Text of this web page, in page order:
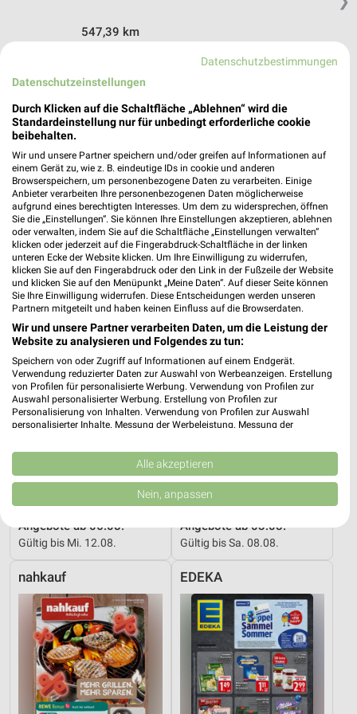
547,39 km
nah & gut Angebote in Schönau
Supermärkte Angebote für Bad Reichenhall
und Umgebung
6 Prospekte
Kaufland
14,6 km
Angebote ab 06.08.
Gültig bis Mi. 12.08.
REWE
3,7 km
Angebote ab 03.08.
Gültig bis Sa. 08.08.
nahkauf EDEKA
Datenschutzbestimmungen
Datenschutzeinstellungen
Durch Klicken auf die Schaltfläche „Ablehnen“ wird die
Standardeinstellung nur für unbedingt erforderliche cookie
beibehalten.
Wir und unsere Partner speichern und/oder greifen auf Informationen auf
einem Gerät zu, wie z. B. eindeutige IDs in cookie und anderen
Browserspeichern, um personenbezogene Daten zu verarbeiten. Einige
Anbieter verarbeiten Ihre personenbezogenen Daten möglicherweise
aufgrund eines berechtigten Interesses. Um dem zu widersprechen, öffnen
Sie die „Einstellungen“. Sie können Ihre Einstellungen akzeptieren, ablehnen
oder verwalten, indem Sie auf die Schaltfläche „Einstellungen verwalten“
klicken oder jederzeit auf die Fingerabdruck-Schaltfläche in der linken
unteren Ecke der Website klicken. Um Ihre Einwilligung zu widerrufen,
klicken Sie auf den Fingerabdruck oder den Link in der Fußzeile der Website
und klicken Sie auf den Menüpunkt „Meine Daten“. Auf dieser Seite können
Sie Ihre Einwilligung widerrufen. Diese Entscheidungen werden unseren
Partnern mitgeteilt und haben keinen Einfluss auf die Browserdaten.
Wir und unsere Partner verarbeiten Daten, um die Leistung der
Website zu analysieren und Folgendes zu tun:
Speichern von oder Zugriff auf Informationen auf einem Endgerät.
Verwendung reduzierter Daten zur Auswahl von Werbeanzeigen. Erstellung
von Profilen für personalisierte Werbung. Verwendung von Profilen zur
Auswahl personalisierter Werbung. Erstellung von Profilen zur
Personalisierung von Inhalten. Verwendung von Profilen zur Auswahl
personalisierter Inhalte. Messung der Werbeleistung. Messung der
Kombinationen von Daten aus verschiedenen Quellen. Entwicklung und
Verbesserung der Angebote. Verwendung reduzierter Daten zur Auswahl
von Inhalten.
Daten können außerhalb der Europäischen Union weitergegeben und in die
Website/App.
Partnerliste anzeigen (1 IAB-Anbieter)
Wir nutzen Ihre Daten für folgende Zwecke:
IAB-Verarbeitungszwecke:
Speichern von oder Zugriff auf Informationen
auf einem Endgerät
Verwendung reduzierter Daten zur Auswahl von
Werbeanzeigen
Erstellung von Profilen für personalisierte
Alle akzeptieren
Nein, anpassen